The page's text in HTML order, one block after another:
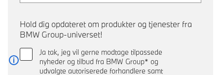
Hold dig opdateret om produkter og tjenester fra
BMW Group-universet!
Ja tak, jeg vil gerne modtage tilpassede
nyheder og tilbud fra BMW Group* og
udvalgte autoriserede forhandlere samt
Læs mere